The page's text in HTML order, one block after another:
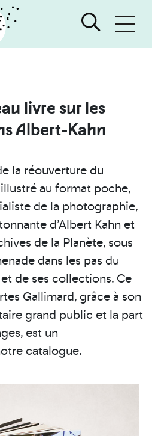
livre sur les
Albert-Kahn
la réouverture du
au format poche,
de la photographie,
d’Albert Kahn et
de la Planète, sous
dans les pas du
de ses collections. Ce
Gallimard, grâce à son
grand public et la part
est un
catalogue.